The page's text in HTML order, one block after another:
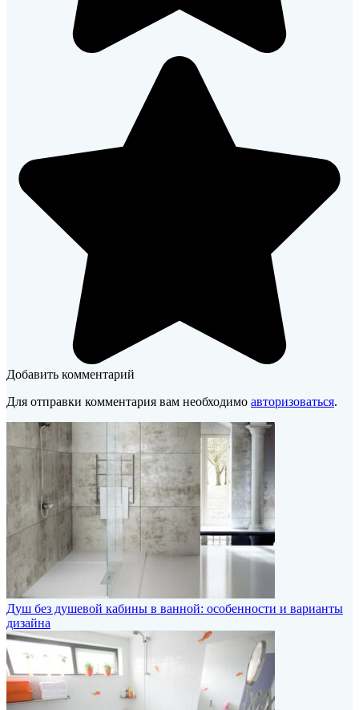
Добавить комментарий
Для отправки комментария вам необходимо авторизоваться.
Душ без душевой кабины в ванной: особенности и варианты
дизайна